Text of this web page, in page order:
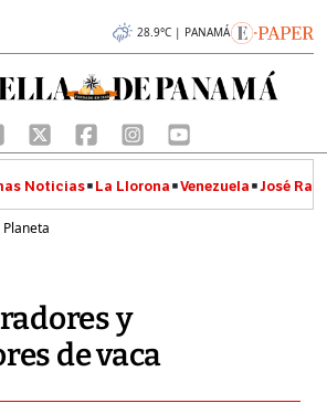
28.9°C | PANAMÁ
Noticias La Llorona Venezuela José
Planeta
y
de vaca